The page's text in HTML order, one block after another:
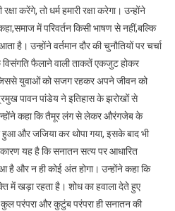
रक्षा करेंगे, तो धर्म हमारी रक्षा करेगा। उन्होंने
में परिवर्तन किसी भाषण से नहीं,बल्कि
उन्होंने वर्तमान दौर की चुनौतियों पर चर्चा
फैलाने वाली ताकतें एकजुट होकर
युवाओं को सजग रहकर अपने जीवन को
प्रमुख पावन पांडेय ने इतिहास के झरोखों से
कहा कि तैमूर लंग से लेकर औरंगजेब के
और जजिया कर थोपा गया, इसके बाद भी
यह है कि सनातन सत्य पर आधारित
और न ही कोई अंत होगा। उन्होंने कहा कि
खड़ा रहता है। शोध का हवाला देते हुए
कुल परंपरा और कुटुंब परंपरा ही सनातन की